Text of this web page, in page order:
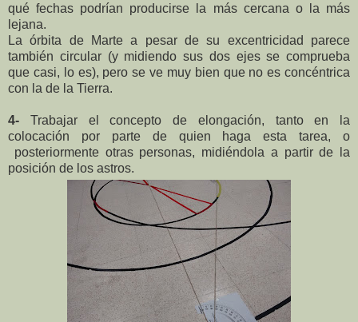
qué fechas podrían producirse la más cercana o la más
lejana.
La órbita de Marte a pesar de su excentricidad parece
también circular (y midiendo sus dos ejes se comprueba
que casi, lo es), pero se ve muy bien que no es concéntrica
con la de la Tierra.
4- Trabajar el concepto de elongación, tanto en la
colocación por parte de quien haga esta tarea, o
posteriormente otras personas, midiéndola a partir de la
posición de los astros.